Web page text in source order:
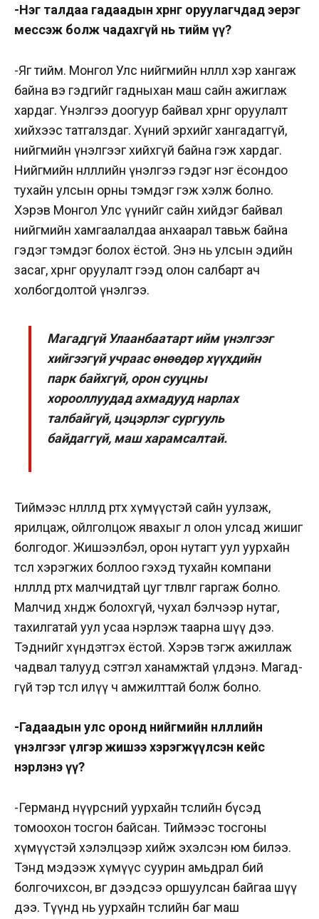
-Нэг талдаа гадаадын хө­рөнгө оруулагчдад эерэг
мес­сэж болж чадахгүй нь тийм үү?
-Яг тийм. Монгол Улс нийг­мийн нөлөөллөө хэр хангаж
бай­на вэ гэдгийг гадныхан маш сайн ажиглаж
хардаг. Үнэлгээ доогуур байвал хөрөнгө оруулалт
хийхээс татгалздаг. Хүний эрхийг хангадаггүй,
нийгмийн үнэл­гээг хийхгүй байна гэж хардаг.
Нийгмийн нөлөөллийн үнэлгээ гэдэг нэг ёсондоо
тухайн улсын орны тэмдэг гэж хэлж болно.
Хэрэв Монгол Улс үүнийг сайн хийдэг байвал
нийгмийн хамгаалалдаа анхаарал тавьж байна
гэдэг тэмдэг болох ёстой. Энэ нь улсын эдийн
засаг, хөрөнгө оруулалт гээд олон салбарт ач
холбогдолтой үнэлгээ.
Магадгүй Улаанбаатарт ийм үнэлгээг
хийгээгүй учраас өнөөдөр хүүхдийн
парк байхгүй, орон сууцны
хорооллуудад ах­мадууд нарлах
талбайгүй, цэцэр­лэг сургууль
байдаггүй, маш харамсалтай.
Тиймээс нөлөө­лөлд өртөх хүмүүстэй сайн уулзаж,
ярилцаж, ойлголцож явахыг л олон улсад жишиг
болгодог. Жишээлбэл, орон нутагт уул уурхайн
төсөл хэрэгжих боллоо гэхэд тухайн компани
нөлөөлөлд өртөх малчидтай цуг төлөвлөгөө гаргаж болно.
Малчид хөндөж болохгүй, чухал бэлчээр нутаг,
тахилгатай уул усаа нэрлэж таарна шүү дээ.
Тэднийг хүндэтгэх ёстой. Хэрэв тэгж ажиллаж
чадвал талууд сэтгэл ханамжтай үлдэнэ. Магад­
гүй тэр төсөл илүү ч амжилттай болж болно.
-Гадаадын улс оронд нийг­мийн нөлөөллийн
үнэлгээг үлгэр жишээ хэрэгжүүлсэн кейс
нэрлэнэ үү?
-Германд нүүрсний уурхайн төслийн бүсэд
томоохон тосгон байсан. Тиймээс тосгоны
хүмүүс­тэй хэлэлцээр хийж эхэлсэн юм билээ.
Тэнд мэдээж хүмүүс суурин амьдрал бий
болгочихсон, өвөг дээдсээ оршуулсан байгаа шүү
дээ. Түүнд нь уурхайн төслийн баг маш